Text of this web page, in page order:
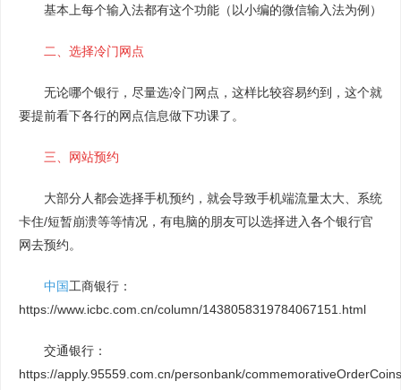
基本上每个输入法都有这个功能（以小编的微信输入法为例）
二、选择冷门网点
无论哪个银行，尽量选冷门网点，这样比较容易约到，这个就
要提前看下各行的网点信息做下功课了。
三、网站预约
大部分人都会选择手机预约，就会导致手机端流量太大、系统
卡住/短暂崩溃等等情况，有电脑的朋友可以选择进入各个银行官
网去预约。
中国工商银行：
https://www.icbc.com.cn/column/1438058319784067151.html
交通银行：
https://apply.95559.com.cn/personbank/